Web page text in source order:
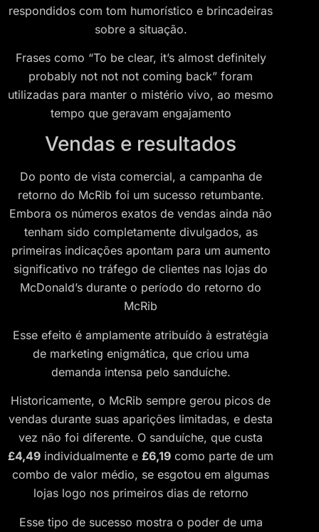
respondidos com tom humorístico e brincadeiras
sobre a situação.
Frases como “To be clear, it’s almost definitely
probably not not not coming back” foram
utilizadas para manter o mistério vivo, ao mesmo
tempo que geravam engajamento​
Vendas e resultados
Do ponto de vista comercial, a campanha de
retorno do McRib foi um sucesso retumbante.
Embora os números exatos de vendas ainda não
tenham sido completamente divulgados, as
primeiras indicações apontam para um aumento
significativo no tráfego de clientes nas lojas do
McDonald’s durante o período do retorno do
McRib​
Esse efeito é amplamente atribuído à estratégia
de marketing enigmática, que criou uma
demanda intensa pelo sanduíche.
Historicamente, o McRib sempre gerou picos de
vendas durante suas aparições limitadas, e desta
vez não foi diferente. O sanduíche, que custa
£4,49 individualmente e £6,19 como parte de um
combo de valor médio, se esgotou em algumas
lojas logo nos primeiros dias de retorno​
Esse tipo de sucesso mostra o poder de uma